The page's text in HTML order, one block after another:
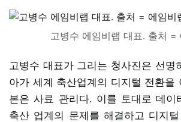
고병수 에임비랩 대표. 출처 =
고병수 대표가 그리는 청사진은 선명
아가 세계 축산업계의 디지털 전환을
본은 사료 관리다. 이를 토대로 데이
축산 업계의 문제를 해결하고 디지